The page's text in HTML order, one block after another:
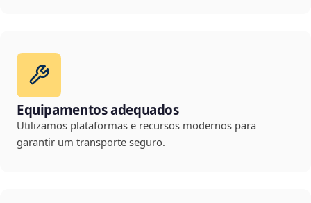
Equipamentos adequados
Utilizamos plataformas e recursos modernos para
garantir um transporte seguro.